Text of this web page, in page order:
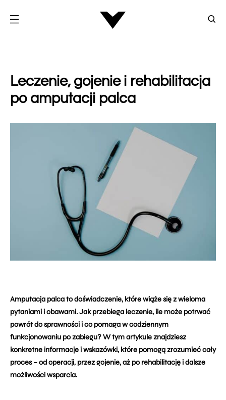
Leczenie, gojenie i rehabilitacja
po amputacji palca
Amputacja palca to doświadczenie, które wiąże się z wieloma
pytaniami i obawami. Jak przebiega leczenie, ile może potrwać
powrót do sprawności i co pomaga w codziennym
funkcjonowaniu po zabiegu? W tym artykule znajdziesz
konkretne informacje i wskazówki, które pomogą zrozumieć cały
proces – od operacji, przez gojenie, aż po rehabilitację i dalsze
możliwości wsparcia.